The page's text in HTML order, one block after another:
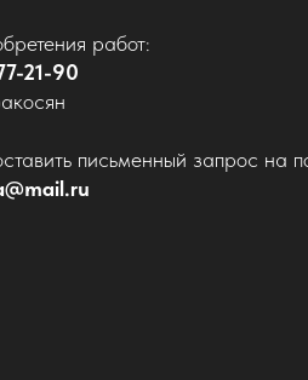
работ:
21-90
письменный запрос на